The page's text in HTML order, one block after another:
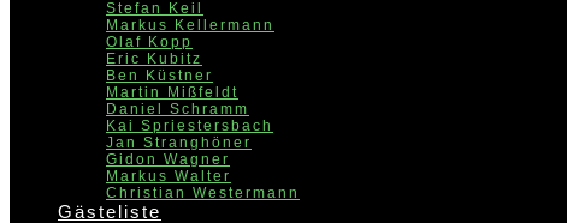
Stefan Keil
Markus Kellermann
Olaf Kopp
Eric Kubitz
Ben Küstner
Martin Mißfeldt
Daniel Schramm
Kai Spriestersbach
Jan Stranghöner
Gidon Wagner
Markus Walter
Christian Westermann
Gästeliste